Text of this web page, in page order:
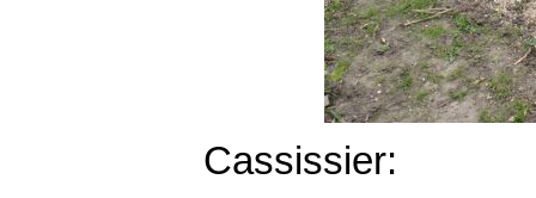
Cassissier: